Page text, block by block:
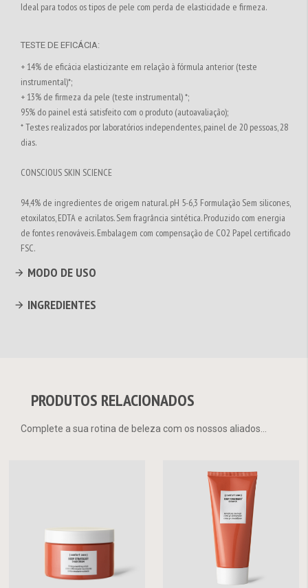
Ideal para todos os tipos de pele com perda de elasticidade e firmeza.
TESTE DE EFICÁCIA:
+ 14% de eficácia elasticizante em relação à fórmula anterior (teste
instrumental)*;
+ 13% de firmeza da pele (teste instrumental) *;
95% do painel está satisfeito com o produto (autoavaliação);
* Testes realizados por laboratórios independentes, painel de 20 pessoas, 28
dias.
CONSCIOUS SKIN SCIENCE
94,4% de ingredientes de origem natural. pH 5-6,3 Formulação Sem silicones,
etoxilatos, EDTA e acrilatos. Sem fragrância sintética. Produzido com energia
de fontes renováveis. Embalagem com compensação de CO2 Papel certificado
FSC.
MODO DE USO
INGREDIENTES
PRODUTOS RELACIONADOS
Complete a sua rotina de beleza com os nossos aliados...